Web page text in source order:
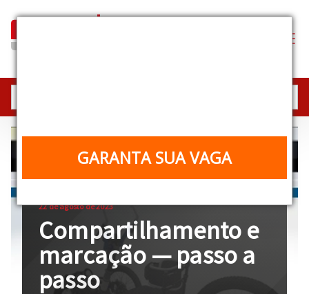
GARANTA SUA VAGA
22 de agosto de 2023
Compartilhamento e
marcação — passo a
passo